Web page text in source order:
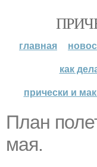
главная
как
прически и
План
мая.